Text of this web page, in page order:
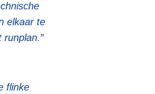
elkaar te
flinke